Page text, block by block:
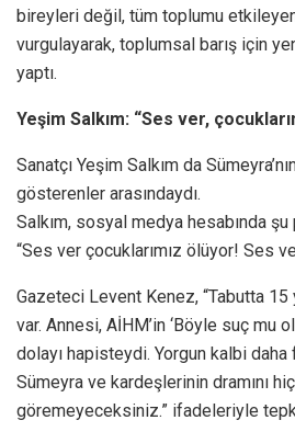
bireyleri değil, tüm toplumu
vurgulayarak, toplumsal barış için
yaptı.
Yeşim Salkım: “Ses ver,
Sanatçı Yeşim Salkım da
gösterenler arasındaydı.
Salkım, sosyal medya hesabında şu
“Ses ver çocuklarımız ölüyor! Ses
Gazeteci Levent Kenez, “Tabutta 15
var. Annesi, AİHM’in ‘Böyle suç mu
dolayı hapisteydi. Yorgun kalbi daha
Sümeyra ve kardeşlerinin dramını
göremeyeceksiniz.” ifadeleriyle